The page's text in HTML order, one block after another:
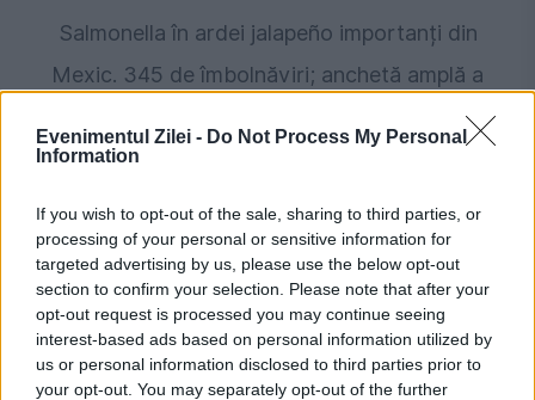
Evenimentul Zilei - Do Not Process My Personal
Information
If you wish to opt-out of the sale, sharing to third parties, or
processing of your personal or sensitive information for
targeted advertising by us, please use the below opt-out
section to confirm your selection. Please note that after your
opt-out request is processed you may continue seeing
interest-based ads based on personal information utilized by
us or personal information disclosed to third parties prior to
your opt-out. You may separately opt-out of the further
Salmonella în ardei jalapeño importanți din
Mexic. 345 de îmbolnăviri; anchetă amplă a